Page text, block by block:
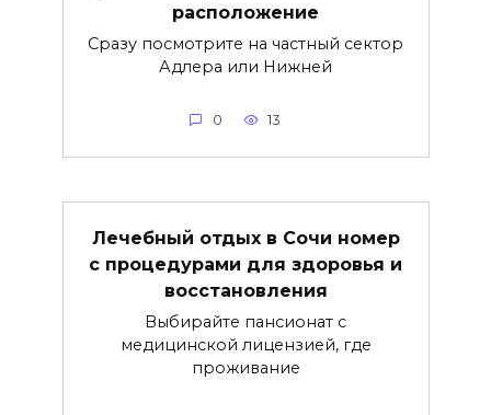
расположение
Сразу посмотрите на частный сектор
Адлера или Нижней
0 13
Лечебный отдых в Сочи номер
с процедурами для здоровья и
восстановления
Выбирайте пансионат с
медицинской лицензией, где
проживание